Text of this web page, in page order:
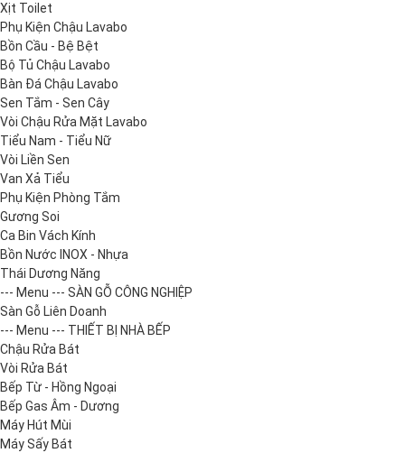
Xịt Toilet
Phụ Kiện Chậu Lavabo
Bồn Cầu - Bệ Bệt
Bộ Tủ Chậu Lavabo
Bàn Đá Chậu Lavabo
Sen Tắm - Sen Cây
Vòi Chậu Rửa Mặt Lavabo
Tiểu Nam - Tiểu Nữ
Vòi Liền Sen
Van Xả Tiểu
Phụ Kiện Phòng Tắm
Gương Soi
Ca Bin Vách Kính
Bồn Nước INOX - Nhựa
Thái Dương Năng
--- Menu --- SÀN GỖ CÔNG NGHIỆP
Sàn Gỗ Liên Doanh
--- Menu --- THIẾT BỊ NHÀ BẾP
Chậu Rửa Bát
Vòi Rửa Bát
Bếp Từ - Hồng Ngoại
Bếp Gas Âm - Dương
Máy Hút Mùi
Máy Sấy Bát